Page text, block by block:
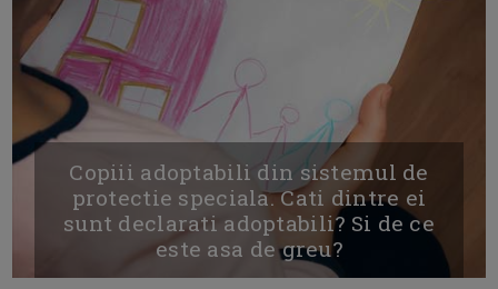
Copiii adoptabili din sistemul de
protectie speciala. Cati dintre ei
sunt declarati adoptabili? Si de ce
este asa de greu?